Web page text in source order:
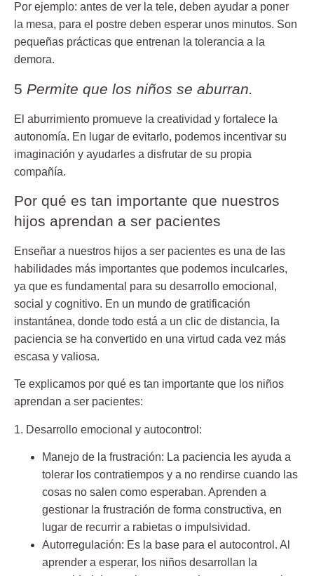
Por ejemplo: antes de ver la tele, deben ayudar a poner
la mesa, para el postre deben esperar unos minutos. Son
pequeñas prácticas que entrenan la tolerancia a la
demora.
5 Permite que los niños se aburran.
El aburrimiento promueve la creatividad y fortalece la
autonomía. En lugar de evitarlo, podemos incentivar su
imaginación y ayudarles a disfrutar de su propia
compañía.
Por qué es tan importante que nuestros
hijos aprendan a ser pacientes
Enseñar a nuestros hijos a ser pacientes es una de las
habilidades más importantes que podemos inculcarles,
ya que es fundamental para su desarrollo emocional,
social y cognitivo. En un mundo de gratificación
instantánea, donde todo está a un clic de distancia, la
paciencia se ha convertido en una virtud cada vez más
escasa y valiosa.
Te explicamos por qué es tan importante que los niños
aprendan a ser pacientes:
1. Desarrollo emocional y autocontrol:
Manejo de la frustración: La paciencia les ayuda a
tolerar los contratiempos y a no rendirse cuando las
cosas no salen como esperaban. Aprenden a
gestionar la frustración de forma constructiva, en
lugar de recurrir a rabietas o impulsividad.
Autorregulación: Es la base para el autocontrol. Al
aprender a esperar, los niños desarrollan la